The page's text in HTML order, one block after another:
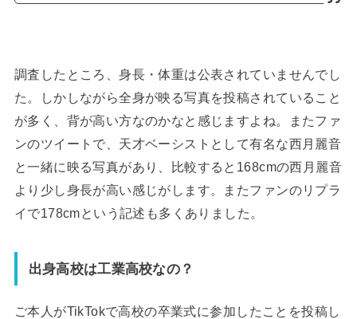
調査したところ、身長・体重は公表されていませんでし
た。しかしながら全身が映る写真を投稿されていること
が多く、背が高い方なのかなと感じますよね。またファ
ンのツイートで、天才ベーシストとして有名な西月麗音
と一緒に映る写真があり、比較すると168cmの西月麗音
より少し身長が高い感じがします。またファンのリプラ
イで178cmという記述も多くありました。
出身高校は工業高校なの？
ご本人がTikTokで高校の卒業式に参加したことを投稿し